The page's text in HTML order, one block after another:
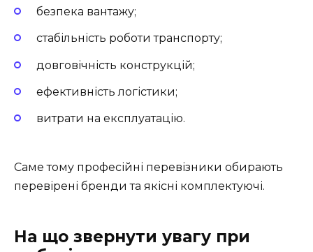
безпека вантажу;
стабільність роботи транспорту;
довговічність конструкцій;
ефективність логістики;
витрати на експлуатацію.
Саме тому професійні перевізники обирають
перевірені бренди та якісні комплектуючі.
На що звернути увагу при